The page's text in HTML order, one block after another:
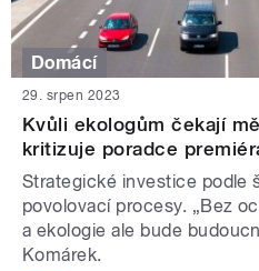
Domácí
29. srpen 2023
Kvůli ekologům čekají
kritizuje poradce
Strategické investice podle
povolovací procesy. „Bez
a ekologie ale bude
Komárek.